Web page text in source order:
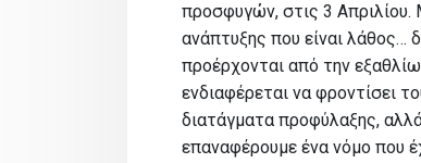
προσφυγών, στις 3 Απριλίου.
ανάπτυξης που είναι λάθος…
προέρχονται από την
ενδιαφέρεται να φροντίσει
διατάγματα προφύλαξης,
επαναφέρουμε ένα νόμο που